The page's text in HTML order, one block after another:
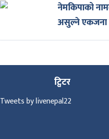
नेमकिपाको
असुल्ने एकजना
ट्विटर
Tweets by livenepal22